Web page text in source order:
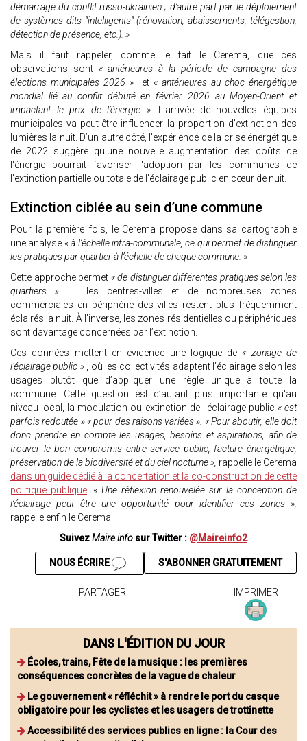
démarrage du conflit russo-ukrainien ; d’autre part par le déploiement
de systèmes dits "intelligents" (rénovation, abaissements, télégestion,
détection de présence, etc.). »
Mais il faut rappeler, comme le fait le Cerema, que ces
observations sont « antérieures à la période de campagne des
élections municipales 2026 » et « antérieures au choc énergétique
mondial lié au conflit débuté en février 2026 au Moyen-Orient et
impactant le prix de l’énergie ». L'arrivée de nouvelles équipes
municipales va peut-être influencer la proportion d’extinction des
lumières la nuit. D’un autre côté, l'expérience de la crise énergétique
de 2022 suggère qu'une nouvelle augmentation des coûts de
l'énergie pourrait favoriser l'adoption par les communes de
l'extinction partielle ou totale de l'éclairage public en cœur de nuit.
Extinction ciblée au sein d’une commune
Pour la première fois, le Cerema propose dans sa cartographie
une analyse « à l’échelle infra-communale, ce qui permet de distinguer
les pratiques par quartier à l’échelle de chaque commune. »
Cette approche permet « de distinguer différentes pratiques selon les
quartiers »
: les centres-villes et de nombreuses zones
commerciales en périphérie des villes restent plus fréquemment
éclairés la nuit. À l’inverse, les zones résidentielles ou périphériques
sont davantage concernées par l’extinction.
Ces données mettent en évidence une logique de « zonage de
l’éclairage public » , où les collectivités adaptent l’éclairage selon les
usages plutôt que d’appliquer une règle unique à toute la
commune. Cette question est d’autant plus importante qu'au
niveau local, la modulation ou extinction de l’éclairage public « est
parfois redoutée » « pour des raisons variées ». « Pour aboutir, elle doit
donc prendre en compte les usages, besoins et aspirations, afin de
trouver le bon compromis entre service public, facture énergétique,
préservation de la biodiversité et du ciel nocturne », rappelle le Cerema
dans un guide dédié à la concertation et la co-construction de cette
politique publique. « Une réflexion renouvelée sur la conception de
l’éclairage peut être une opportunité pour identifier ces zones »,
rappelle enfin le Cerema.
SuivezMaire info sur Twitter : @Maireinfo2
S'ABONNER GRATUITEMENT
NOUS ÉCRIRE
PARTAGER IMPRIMER
DANS L'ÉDITION DU JOUR
Écoles, trains, Fête de la musique : les premières
conséquences concrètes de la vague de chaleur
Le gouvernement « réfléchit » à rendre le port du casque
obligatoire pour les cyclistes et les usagers de trottinette
Accessibilité des services publics en ligne : la Cour des